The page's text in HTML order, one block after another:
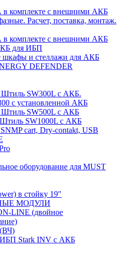
комплекте с внешними АКБ
Расчет, поставка, монтаж.
комплекте с внешними АКБ
для ИБП
шкафы и стеллажи для АКБ
DEFENDER
SW300L с АКБ.
с установленной АКБ
SW500L с АКБ
SW1000L с АКБ
cart, Dry-contakt, USB
оборудование для MUST
в стойку 19"
МОДУЛИ
LINE (двойное
ИБП Stark INV с АКБ